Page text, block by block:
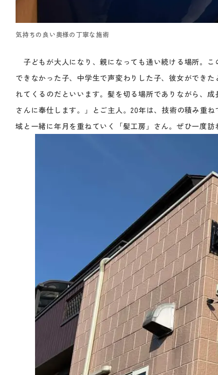
気持ちの良い奥様の丁寧な施術
子どもが大人になり、親になっても通い続ける場所。
できなかった子、中学生で声変わりした子、彼女ができ
れてくるのだといいます。髪を切る場所でありながら、
さんに奉仕します。」とご主人。20年は、技術の積み重
域と一緒に年月を重ねていく「髪工房」さん。ぜひ一度訪